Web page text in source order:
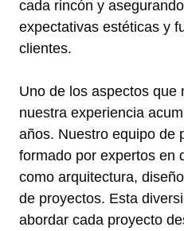
cada rincón y
expectativas estéticas y
clientes.
Uno de los aspectos que
nuestra experiencia
años. Nuestro equipo de
formado por expertos en
como arquitectura,
de proyectos. Esta
abordar cada proyecto